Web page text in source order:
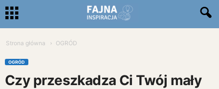
Strona główna OGRÓD
OGRÓD
Czy przeszkadza Ci Twój mały